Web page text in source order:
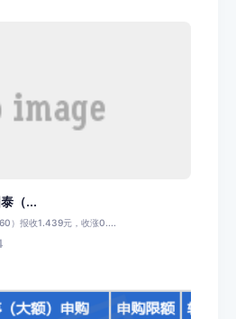
（...
）报收1.439元，收涨0....